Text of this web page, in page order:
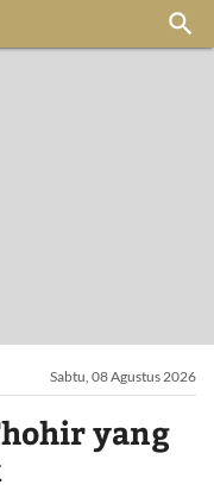

Sabtu, 08 Agustus 2026
yang